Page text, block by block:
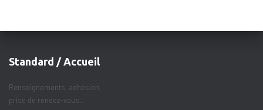
Standard / Accueil
Renseignements, adhésion,
prise de rendez-vous...